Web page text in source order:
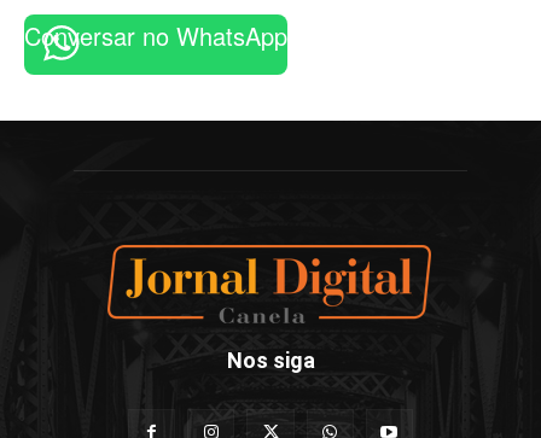
Conversar no WhatsApp
Nos siga